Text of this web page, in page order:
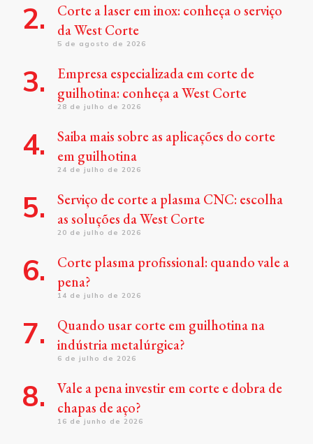
Corte a laser em inox: conheça o serviço
da West Corte
5 de agosto de 2026
Empresa especializada em corte de
guilhotina: conheça a West Corte
28 de julho de 2026
Saiba mais sobre as aplicações do corte
em guilhotina
24 de julho de 2026
Serviço de corte a plasma CNC: escolha
as soluções da West Corte
20 de julho de 2026
Corte plasma profissional: quando vale a
pena?
14 de julho de 2026
Quando usar corte em guilhotina na
indústria metalúrgica?
6 de julho de 2026
Vale a pena investir em corte e dobra de
chapas de aço?
16 de junho de 2026